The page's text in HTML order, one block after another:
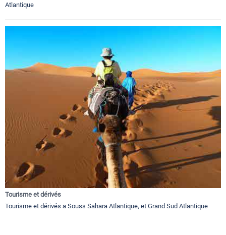
Atlantique
Tourisme et dérivés
Tourisme et dérivés a Souss Sahara Atlantique, et Grand Sud Atlantique